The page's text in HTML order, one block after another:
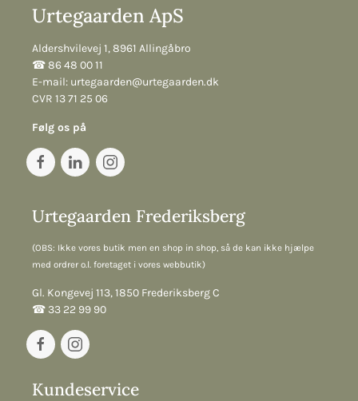
Urtegaarden ApS
Aldershvilevej 1, 8961 Allingåbro
☎︎ 86 48 00 11
E-mail: urtegaarden@urtegaarden.dk
CVR 13 71 25 06
Følg os på
Urtegaarden Frederiksberg
(OBS: Ikke vores butik men en shop in shop, så de kan ikke hjælpe
med ordrer o.l. foretaget i vores webbutik)
Gl. Kongevej 113, 1850 Frederiksberg C
☎︎ 33 22 99 90
Kundeservice